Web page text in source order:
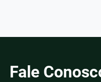
Fale